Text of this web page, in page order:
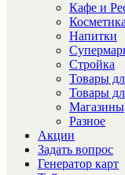
Кафе и
Косметика
Напитки
Стройка
Товары
Товары
Магазины
Разное
Акции
Задать вопрос
Генератор карт